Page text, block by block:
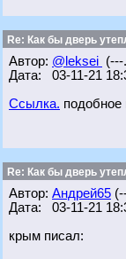
Re: Как бы дверь
Автор: @leksei (---
Дата: 03-11-21
Ссылка. подобное
Re: Как бы дверь
Автор: Андрей65
Дата: 03-11-21
крым писал: